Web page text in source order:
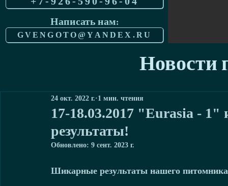
Написать нам:
GVENGOTO@YANDEX.RU
Новости
17-18.03.2017 "Eurasia -
результаты!
24 окт. 2022 г. 1 мин. чтения
Обновлено: 9 сент. 2023 г.
Шикарные результаты нашего